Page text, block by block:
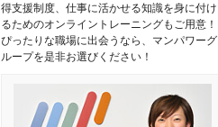
得支援制度、仕事に活かせる知識を身に付け
るためのオンライントレーニングもご用意！
ぴったりな職場に出会うなら、マンパワーグ
ループを是非お選びください！